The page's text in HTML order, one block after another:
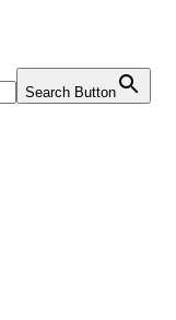
Search Button